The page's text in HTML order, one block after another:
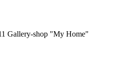
Gallery-shop "My Home"